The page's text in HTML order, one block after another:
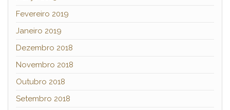
Fevereiro 2019
Janeiro 2019
Dezembro 2018
Novembro 2018
Outubro 2018
Setembro 2018